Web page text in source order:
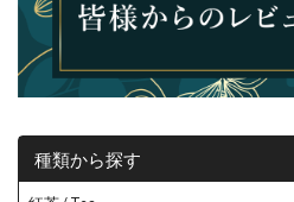
種類から探す